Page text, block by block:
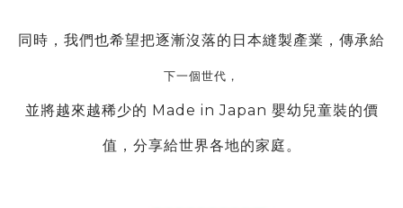
同時，我們也希望把逐漸沒落的日本縫製產業，傳承給
下一個世代，
並將越來越稀少的 Made in Japan 嬰幼兒童裝的價
值，分享給世界各地的家庭。